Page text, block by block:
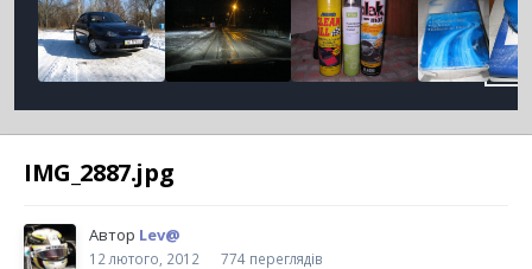
IMG_2887.jpg
Автор Lev@
12 лютого, 2012
774 переглядів